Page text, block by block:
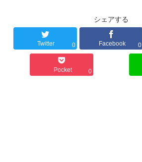
シェアする
Twitter 0 Facebook 0
Pocket 0